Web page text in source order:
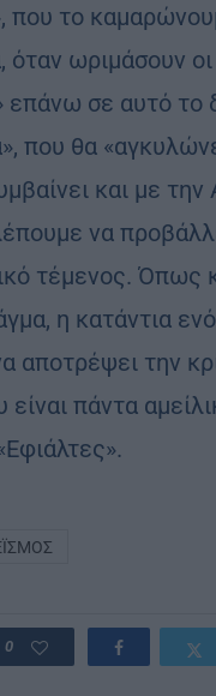
που το
όταν ωριμάσουν
επάνω σε αυτό το
που θα
και με την
να
τέμενος. Όπως
η κατάντια
αποτρέψει την
είναι πάντα
0